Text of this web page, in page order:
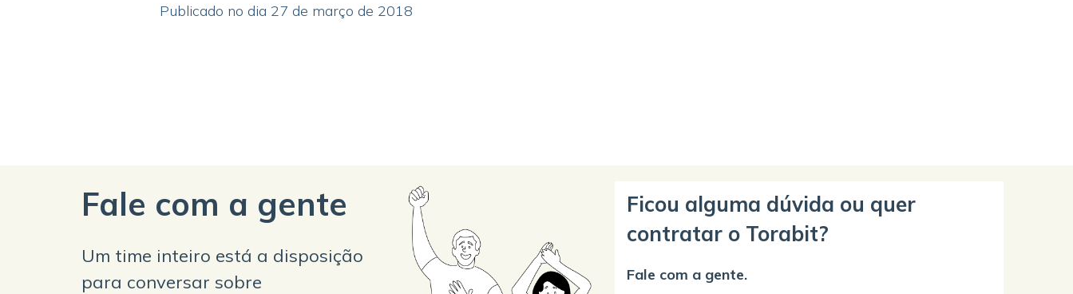
Publicado no dia 27 de março de 2018
Fale com a gente
Um time inteiro está a disposição
para conversar sobre
Ficou alguma dúvida ou quer
contratar o Torabit?
Fale com a gente.